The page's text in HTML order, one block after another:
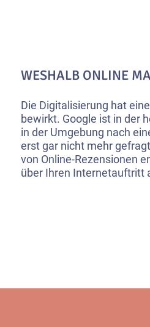
WESHALB ONLINE
Die Digitalisierung hat
bewirkt. Google ist in der
in der Umgebung nach
erst gar nicht mehr
von Online-Rezensionen
über Ihren Internetauftritt